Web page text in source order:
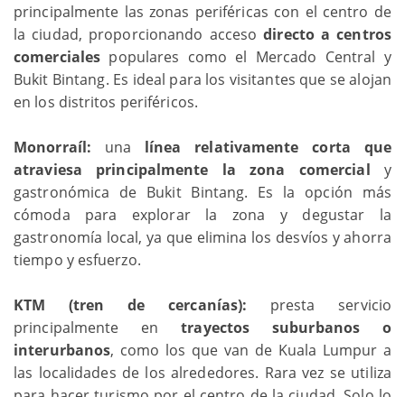
principalmente las zonas periféricas con el centro de
la ciudad, proporcionando accesodirecto a centros
comerciales populares como el Mercado Central y
Bukit Bintang. Es ideal para los visitantes que se alojan
en los distritos periféricos.
Monorraíl: una línea relativamente corta que
atraviesa principalmente la zona comercial y
gastronómica de Bukit Bintang. Es la opción más
cómoda para explorar la zona y degustar la
gastronomía local, ya que elimina los desvíos y ahorra
tiempo y esfuerzo.
KTM (tren de cercanías): presta servicio
principalmente entrayectos suburbanos o
interurbanos, como los que van de Kuala Lumpur a
las localidades de los alrededores. Rara vez se utiliza